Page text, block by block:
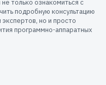
только ознакомиться с
подробную консультацию
но и просто
программно-аппаратных